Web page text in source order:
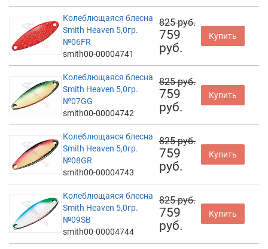
Колеблющаяся блесна
Smith Heaven 5,0гр.
№06FR
smith00-00004741
825 руб.
759
руб.
Купить
Колеблющаяся блесна
Smith Heaven 5,0гр.
№07GG
smith00-00004742
825 руб.
759
руб.
Купить
Колеблющаяся блесна
Smith Heaven 5,0гр.
№08GR
smith00-00004743
825 руб.
759
руб.
Купить
Колеблющаяся блесна
Smith Heaven 5,0гр.
№09SB
smith00-00004744
825 руб.
759
руб.
Купить